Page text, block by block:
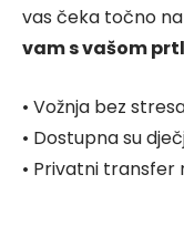
vas čeka točno
vam s vašom
• Vožnja bez
• Dostupna su
• Privatni transfer